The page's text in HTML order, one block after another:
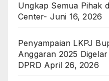
Ungkap Semua Pihak
Center- Juni 16, 2026
Penyampaian LKPJ
Anggaran 2025
DPRD April 26, 2026